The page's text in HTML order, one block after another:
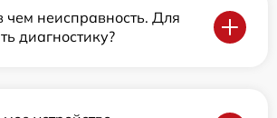
неисправность. Для
диагностику?